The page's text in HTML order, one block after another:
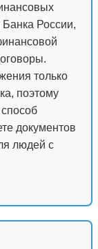
России,
только
поэтому
документов
людей с